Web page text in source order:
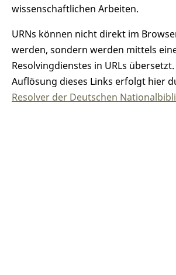
wissenschaftlichen Arbeiten.
URNs können nicht direkt im
werden, sondern werden mittels
Resolvingdienstes in URLs
Auflösung dieses Links erfolgt hier
Resolver der Deutschen